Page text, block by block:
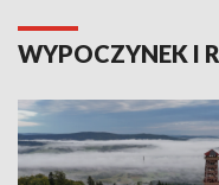
WYPOCZYNEK I